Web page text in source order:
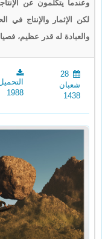
وعندما يتكلمون عن
لكن الإثمار والإنتاج
والعبادة له قدر عظيم،
28
شعبان
1438
1988